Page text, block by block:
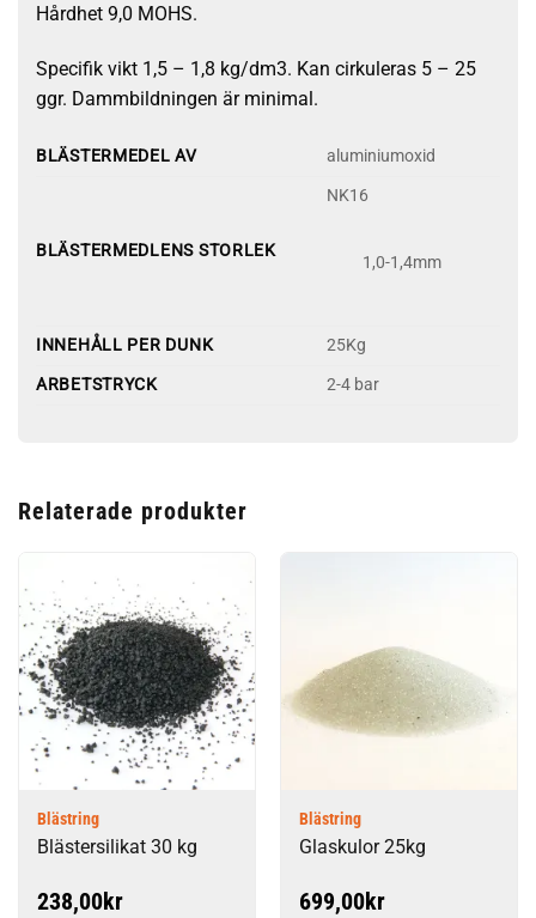
Hårdhet 9,0 MOHS.
Specifik vikt 1,5 – 1,8 kg/dm3. Kan cirkuleras 5 – 25
ggr. Dammbildningen är minimal.
BLÄSTERMEDEL AV aluminiumoxid
BLÄSTERMEDLENS STORLEK
NK16
1,0-1,4mm
INNEHÅLL PER DUNK
25Kg
ARBETSTRYCK
2-4 bar
Relaterade produkter
Blästring
Blästersilikat 30 kg
238,00kr
Blästring
Glaskulor 25kg
699,00kr